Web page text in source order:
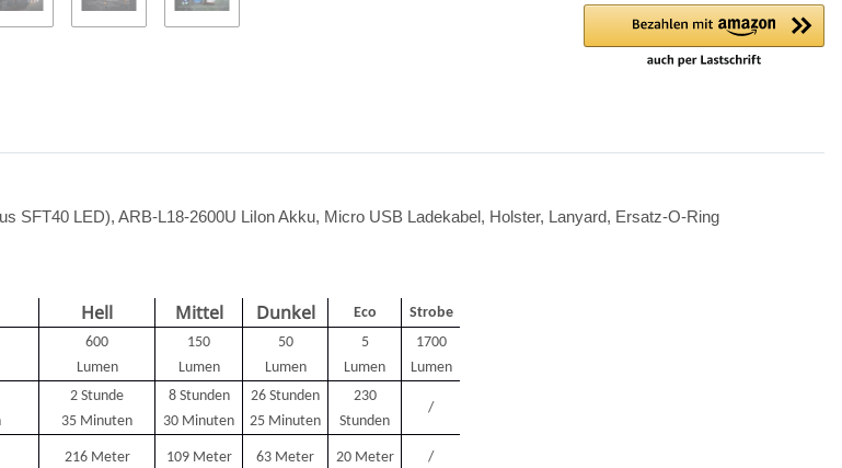
SFT40 LED), ARB-L18-2600U LiIon Akku, Micro USB Ladekabel, Holster, Lanyard, Ersatz-O-Ring
Hell Mittel Dunkel Eco
Strobe
600
Lumen
150
Lumen
50
Lumen
5
Lumen
1700
Lumen
2 Stunde
35 Minuten
8 Stunden
30 Minuten
26 Stunden
25 Minuten
230
Stunden
/
216 Meter 109 Meter 63 Meter 20 Meter /
TK-566 3W UV LED
365nm! + Spektralfilter
79,90 €*
Schutzbrille Sablux mit UV-
Schutz nach CE-EN166
8,00 €*